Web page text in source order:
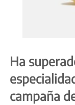
Ha
campaña